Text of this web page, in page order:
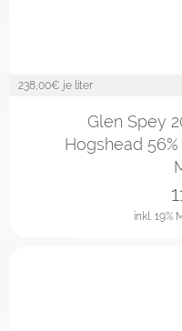
238,00€ je liter
Glen Spey
Hogshead
inkl. 19%